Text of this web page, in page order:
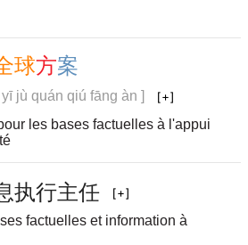
球方案
jù quán qiú fāng àn ]
les bases factuelles à l'appui
执行主任
factuelles et information à